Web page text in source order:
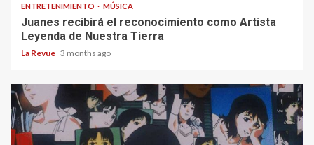
ENTRETENIMIENTO MÚSICA
Juanes recibirá el reconocimiento como Artista
Leyenda de Nuestra Tierra
La Revue 3 months ago